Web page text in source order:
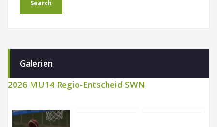
Galerien
2026 MU14 Regio-Entscheid SWN